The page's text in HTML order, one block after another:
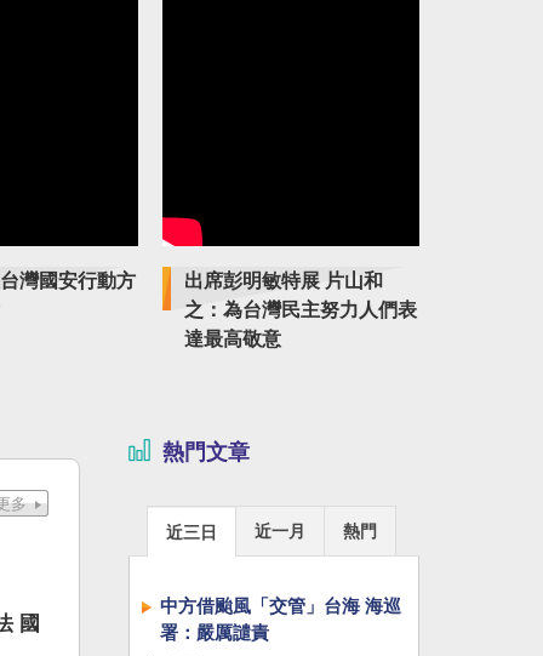
台灣國安行動方
出席彭明敏特展 片山和
之：為台灣民主努力人們表
達最高敬意
國
熱門文章
近三日 近一月 熱門
中方借颱風「交管」台海 海巡
署：嚴厲譴責